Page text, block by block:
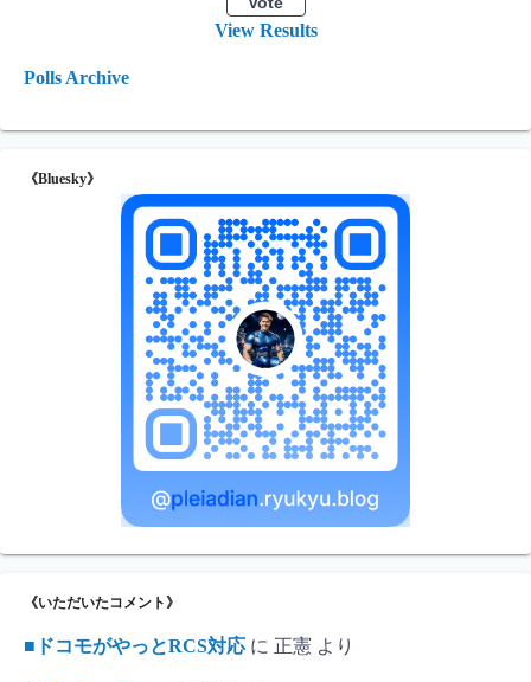
View Results
Polls Archive
《Bluesky》
《いただいたコメント》
■ドコモがやっとRCS対応 に 正憲 より